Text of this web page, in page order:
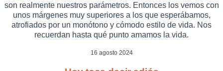
son realmente nuestros parámetros. Entonces los vemos con
unos márgenes muy superiores a los que esperábamos,
atrofiados por un monótono y cómodo estilo de vida. Nos
recuerdan hasta qué punto amamos la vida.
16 agosto 2024